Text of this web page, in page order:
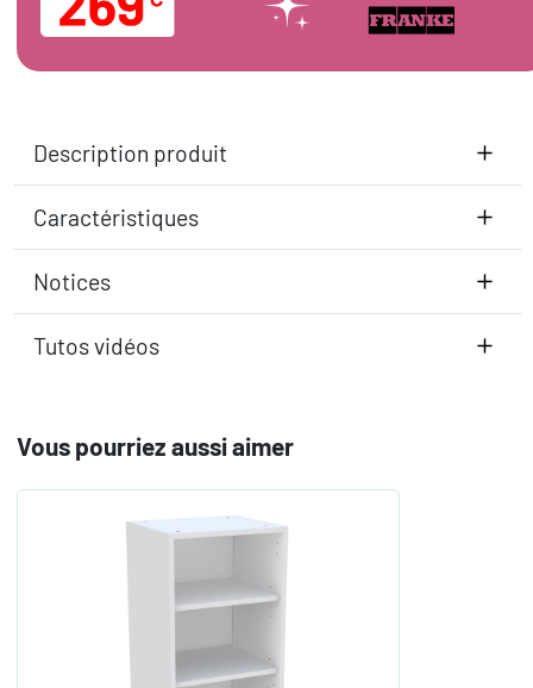
Description produit
Caractéristiques
Notices
Tutos vidéos
Vous pourriez aussi aimer